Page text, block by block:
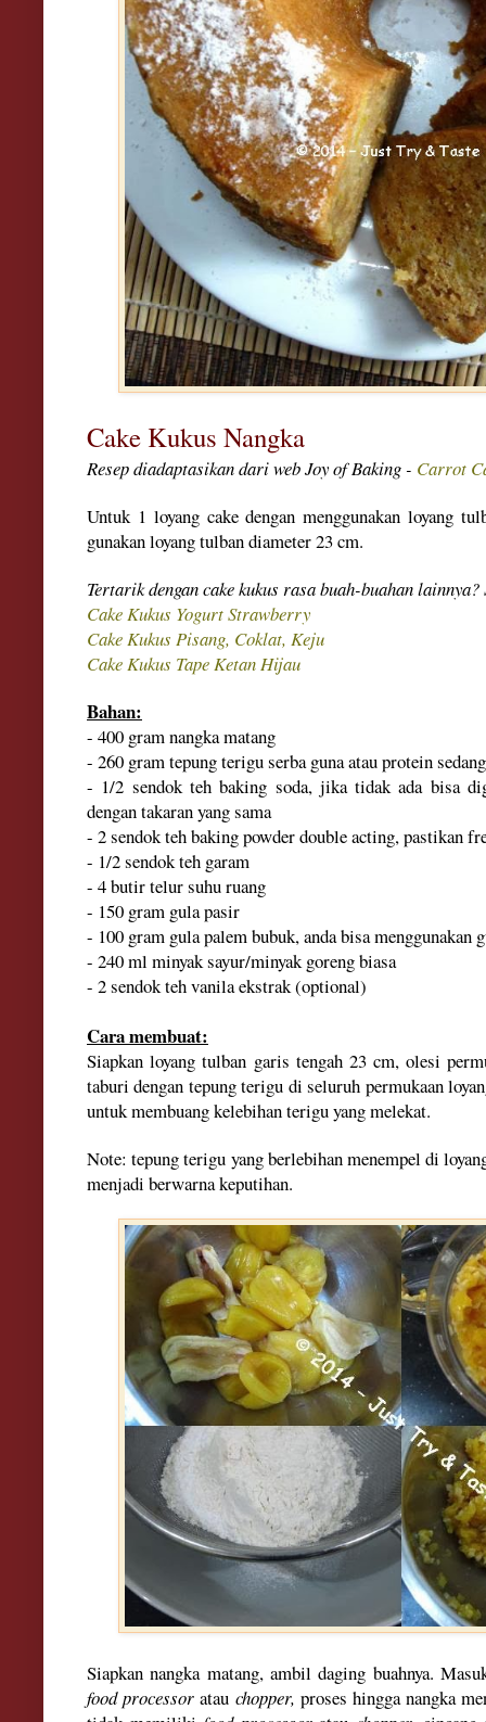
Cake Kukus Nangka
Resep diadaptasikan dari web Joy of Baking - Carrot
Untuk 1 loyang cake dengan menggunakan loyang
gunakan loyangtulban diameter 23 cm.
Tertarik dengan cake kukus rasa buah-buahan
CakeKukus Yogurt Strawberry
Cake Kukus Pisang, Coklat, Keju
Cake Kukus Tape Ketan Hijau
Bahan:
- 400 gram nangka matang
- 260 gram tepung terigu serba guna atau protein sedang
- 1/2 sendok teh baking soda, jika tidak ada bisa
dengan takaran yang sama
- 2 sendok teh baking powder double acting, pastikan
- 1/2 sendok teh garam
- 4 butir telur suhu ruang
- 150 gram gula pasir
- 100 gram gula palem bubuk, anda bisa menggunakan
- 240 ml minyak sayur/minyak goreng biasa
- 2 sendok teh vanila ekstrak(optional)
Cara membuat:
Siapkan loyang tulban garis tengah 23 cm, olesi
taburi dengan tepung terigu di seluruh permukaan
untuk membuang kelebihan terigu yang melekat.
Note: tepung terigu yang berlebihan menempel di
menjadi berwarna keputihan.
Siapkan nangka matang, ambil daging buahnya.
food processor atau chopper, proses hingga nangka